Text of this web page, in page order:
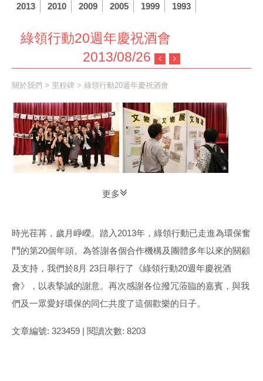
2013
2010 2009 2005 1999 1993
綠領行動20週年慶祝酒會
2013/08/26
關於我們 > 里程碑 > 綠領行動20週年慶祝酒會
更多
時光荏苒，歲月崢嶸。踏入2013年，綠領行動已走進為環保奮
鬥的第20個年頭。為答謝各個合作機構及團體多年以來的關顧
及支持，我們於8月 23日舉行了《綠領行動20週年慶祝酒
會》，以表摯誠的謝意。再次感謝各位撥冗蒞臨的嘉賓，與我
們及一眾愛好環保的同仁共度了這個歡樂的日子。
文章編號: 323459 | 閱讀次數: 8203